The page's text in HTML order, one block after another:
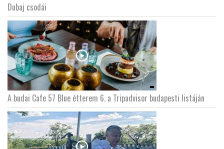
LATIMO.HU
GLOBOBOOK
Dubaj csodái
A budai Cafe 57 Blue étterem 6. a Tripadvisor budapesti listáján